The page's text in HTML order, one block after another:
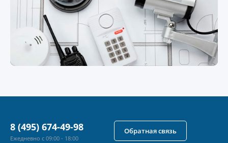
8 (495) 674-49-98
Ежедневно с 09:00 - 18:00
Обратная связь